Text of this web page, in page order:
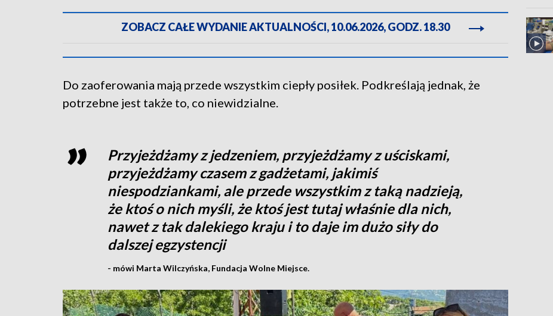
ZOBACZ CAŁE WYDANIE AKTUALNOŚCI, 10.06.2026, GODZ. 18.30
Do zaoferowania mają przede wszystkim ciepły posiłek. Podkreślają jednak, że
potrzebne jest także to, co niewidzialne.
Przyjeżdżamy z jedzeniem, przyjeżdżamy z uściskami,
przyjeżdżamy czasem z gadżetami, jakimiś
niespodziankami, ale przede wszystkim z taką nadzieją,
że ktoś o nich myśli, że ktoś jest tutaj właśnie dla nich,
nawet z tak dalekiego kraju i to daje im dużo siły do
dalszej egzystencji
- mówi Marta Wilczyńska, Fundacja Wolne Miejsce.